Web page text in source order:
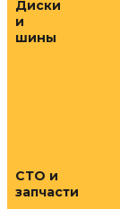
Диски
и
шины
СТО и
запчасти